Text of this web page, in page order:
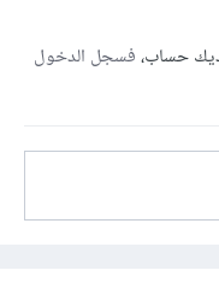
حساب،فسجل الدخول